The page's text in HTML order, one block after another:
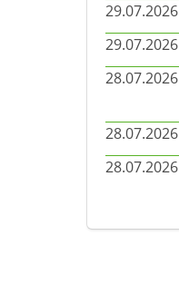
29.07.2026
29.07.2026
28.07.2026
28.07.2026
28.07.2026